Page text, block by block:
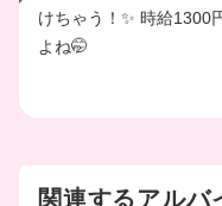
けちゃう！✨ 時給1300
よね🤭
関連するアルバ